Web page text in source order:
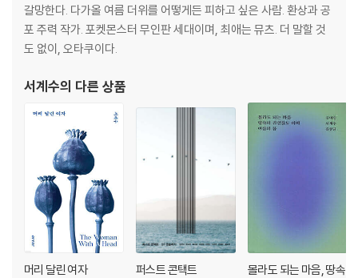
갈망한다. 다가올 여름 더위를 어떻게든 피하고 싶은 사람. 환상과 공
포 주력 작가. 포켓몬스터 무인판 세대이며, 최애는 뮤츠. 더 말할 것
도 없이, 오타쿠이다.
서계수의 다른 상품
머리 달린 여자 퍼스트 콘택트
몰라도 되는 마음, 땅속